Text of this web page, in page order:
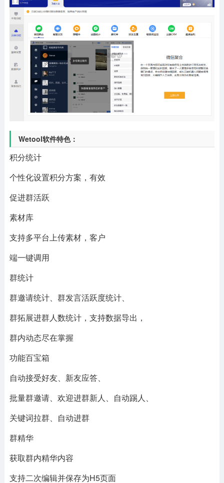
Wetool软件特色：
积分统计
个性化设置积分方案，有效
促进群活跃
素材库
支持多平台上传素材，客户
端一键调用
群统计
群邀请统计、群发言活跃度统计、
群拓展进群人数统计，支持数据导出，
群内动态尽在掌握
功能百宝箱
自动接受好友、新友应答、
批量群邀请、欢迎进群新人、自动踢人、
关键词拉群、自动进群
群精华
获取群内精华内容
支持二次编辑并保存为H5页面